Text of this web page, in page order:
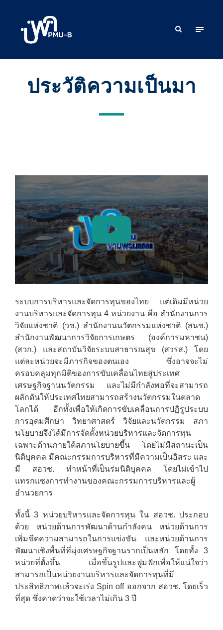
ประวัติความเป็นมา
ระบบการบริหารและจัดการทุนของไทย แต่เดิมมีหน่วย
งานบริหารและจัดการทุน 4 หน่วยงาน คือ สำนักงานการ
วิจัยแห่งชาติ (วช.) สำนักงานนวัตกรรมแห่งชาติ (สนช.)
สำนักงานพัฒนาการวิจัยการเกษตร (องค์การมหาชน)
(สวก.) และสถาบันวิจัยระบบสาธารณสุข (สวรส.) โดย
แต่ละหน่วยจะมีภารกิจของตนเอง ซึ่งอาจจะไม่
ครอบคลุมทุกมิติของการขับเคลื่อนไทยสู่ประเทศ
เศรษฐกิจฐานนวัตกรรม และไม่มีกำลังพอที่จะสามารถ
ผลักดันให้ประเทศไทยสามารถสร้างนวัตกรรมในตลาด
โลกได้ อีกทั้งเพื่อให้เกิดการขับเคลื่อนการปฏิรูประบบ
การอุดมศึกษา วิทยาศาสตร์ วิจัยและนวัตกรรม สภา
นโยบายจึงได้มีการจัดตั้งหน่วยบริหารและจัดการทุน
เฉพาะด้านภายใต้สภานโยบายขึ้น โดยไม่มีสถานะเป็น
นิติบุคคล มีคณะกรรมการบริหารที่มีความเป็นอิสระ และ
มี สอวช. ทำหน้าที่เป็นร่มนิติบุคคล โดยไม่เข้าไป
แทรกแซงการทำงานของคณะกรรมการบริหารและผู้
อำนวยการ
ทั้งนี้ 3 หน่วยบริหารและจัดการทุน ใน สอวช. ประกอบ
ด้วย หน่วยด้านการพัฒนาด้านกำลังคน หน่วยด้านการ
เพิ่มขีดความสามารถในการแข่งขัน และหน่วยด้านการ
พัฒนาเชิงพื้นที่ที่มุ่งเศรษฐกิจฐานรากเป็นหลัก โดยทั้ง 3
หน่วยที่ตั้งขึ้น เมื่อขึ้นรูปและฟูมฟักเพื่อให้แน่ใจว่า
สามารถเป็นหน่วยงานบริหารและจัดการทุนที่มี
ประสิทธิภาพแล้วจะเร่ง Spin off ออกจาก สอวช. โดยเร็ว
ที่สุด ซึ่งคาดว่าจะใช้เวลาไม่เกิน 3 ปี